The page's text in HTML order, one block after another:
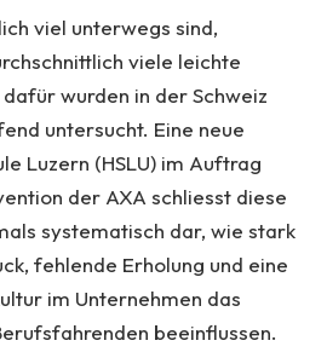
viel unterwegs sind,
viele leichte
wurden in der Schweiz
untersucht. Eine neue
Luzern (HSLU) im Auftrag
der AXA schliesst diese
systematisch dar, wie stark
fehlende Erholung und eine
im Unternehmen das
beeinflussen.